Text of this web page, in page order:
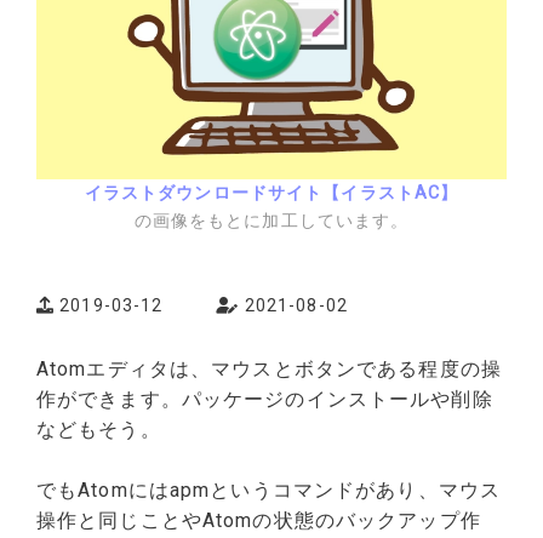
イラストダウンロードサイト【イラストAC】
の画像をもとに加工しています。
2019-03-12 2021-08-02
Atomエディタは、マウスとボタンである程度の操
作ができます。パッケージのインストールや削除
などもそう。
でもAtomにはapmというコマンドがあり、マウス
操作と同じことやAtomの状態のバックアップ作